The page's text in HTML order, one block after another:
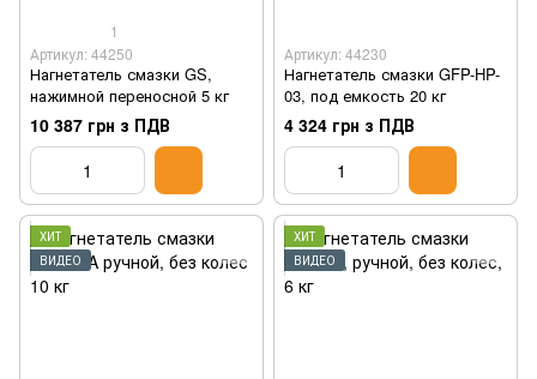
1
Артикул: 44250
Нагнетатель смазки GS,
нажимной переносной 5 кг
10 387 грн з ПДВ
Артикул: 44230
Нагнетатель смазки GFP-HP-
03, под емкость 20 кг
4 324 грн з ПДВ
ХИТ
ВИДЕО
ХИТ
ВИДЕО